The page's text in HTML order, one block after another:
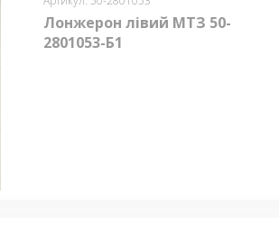
Лонжерон лівий МТЗ 50-
2801053-Б1